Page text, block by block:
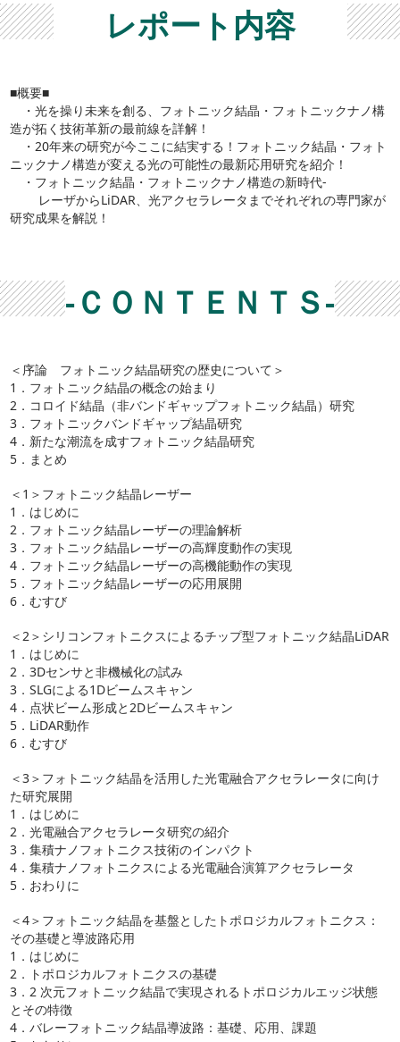
レポート内容
■概要■
・光を操り未来を創る、フォトニック結晶・フォトニックナノ構
造が拓く技術革新の最前線を詳解！
・20年来の研究が今ここに結実する！フォトニック結晶・フォト
ニックナノ構造が変える光の可能性の最新応用研究を紹介！
・フォトニック結晶・フォトニックナノ構造の新時代-
レーザからLiDAR、光アクセラレータまでそれぞれの専門家が
研究成果を解説！
-ＣＯＮＴＥＮＴＳ-
＜序論 フォトニック結晶研究の歴史について＞
1．フォトニック結晶の概念の始まり
2．コロイド結晶（非バンドギャップフォトニック結晶）研究
3．フォトニックバンドギャップ結晶研究
4．新たな潮流を成すフォトニック結晶研究
5．まとめ
＜1＞フォトニック結晶レーザー
1．はじめに
2．フォトニック結晶レーザーの理論解析
3．フォトニック結晶レーザーの高輝度動作の実現
4．フォトニック結晶レーザーの高機能動作の実現
5．フォトニック結晶レーザーの応用展開
6．むすび
＜2＞シリコンフォトニクスによるチップ型フォトニック結晶LiDAR
1．はじめに
2．3Dセンサと非機械化の試み
3．SLGによる1Dビームスキャン
4．点状ビーム形成と2Dビームスキャン
5．LiDAR動作
6．むすび
＜3＞フォトニック結晶を活用した光電融合アクセラレータに向け
た研究展開
1．はじめに
2．光電融合アクセラレータ研究の紹介
3．集積ナノフォトニクス技術のインパクト
4．集積ナノフォトニクスによる光電融合演算アクセラレータ
5．おわりに
＜4＞フォトニック結晶を基盤としたトポロジカルフォトニクス：
その基礎と導波路応用
1．はじめに
2．トポロジカルフォトニクスの基礎
3．2 次元フォトニック結晶で実現されるトポロジカルエッジ状態
とその特徴
4．バレーフォトニック結晶導波路：基礎、応用、課題